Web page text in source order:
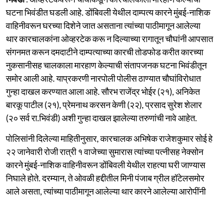
घटना भिवंडीत घडली आहे. डोंबिवली येथील दाम्पत्य कारने मुंबई-नाशिक
वाहिनीवरून घरच्या दिशेने जात असताना त्यांच्या पाठीमागून आलेल्या
थार कारचालकांना ओव्हरटेक करू न दिल्याच्या रागातून चौघांनी आपसात
संगनमत करून दमदाटीने दाम्पत्याच्या कारची तोडफोड करीत कारच्या
नुकसानीसह चालकाला मारहाण केल्याची संतापजनक घटना भिवंडीतून
समोर आली आहे. याप्रकरणी नारपोली पोलीस ठाण्यात चौघांविरोधात
गुन्हा दाखल करण्यात आला आहे. सौरभ राजेंद्र भोईर (२१), अनिकेत
बारकू पाटील (२१), प्रेमनाथ करसन केणी (२२), प्रसाद सुरेश शेलार
(२० सर्व रा.भिवंडी) अशी गुन्हा दाखल झालेल्या तरुणांची नावे आहेत.
पोलिसांनी दिलेल्या माहितीनुसार, कारचालक अभिषेक राजेशकुमार सोई हे
२२ जानेवारी रोजी रात्री १ वाजेच्या सुमारास त्यांच्या पत्नीसह नेक्सोन
कारने मुंबई-नाशिक वाहिनीवरून डोंबिवली येथील राहत्या घरी जाण्यास
निघाले होते. दरम्यान, ते ओवळी हद्दीतील मिनी पंजाब ग्रील हॉटेलसमोर
आले असता, त्यांच्या पाठीमागून आलेल्या थार कारने आलेल्या आरोपींनी